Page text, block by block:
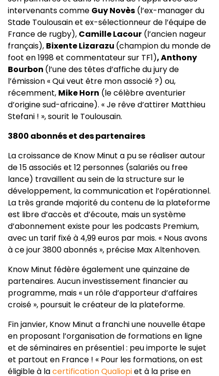
intervenants comme Guy Novès (l’ex-manager du
Stade Toulousain et ex-sélectionneur de l’équipe de
France de rugby), Camille Lacour (l’ancien nageur
français), Bixente Lizarazu (champion du monde de
foot en 1998 et commentateur sur TF1), Anthony
Bourbon (l’une des têtes d’affiche du jury de
l’émission « Qui veut être mon associé ?) ou,
récemment, Mike Horn (le célèbre aventurier
d’origine sud-africaine). « Je rêve d’attirer Matthieu
Stefani ! », sourit le Toulousain.
3800 abonnés et des partenaires
La croissance de Know Minut a pu se réaliser autour
de 15 associés et 12 personnes (salariés ou free
lance) travaillent au sein de la structure sur le
développement, la communication et l’opérationnel.
La très grande majorité du contenu de la plateforme
est libre d’accès et d’écoute, mais un système
d’abonnement existe pour les podcasts Premium,
avec un tarif fixé à 4,99 euros par mois. « Nous avons
à ce jour 3800 abonnés », précise Max Altenhoven.
Know Minut fédère également une quinzaine de
partenaires. Aucun investissement financier au
programme, mais « un rôle d’apporteur d’affaires
croisé », poursuit le créateur de la plateforme.
Fin janvier, Know Minut a franchi une nouvelle étape
en proposant l’organisation de formations en ligne
et de séminaires en présentiel : peu importe le sujet
et partout en France ! « Pour les formations, on est
éligible à lacertification Qualiopiet à la prise en